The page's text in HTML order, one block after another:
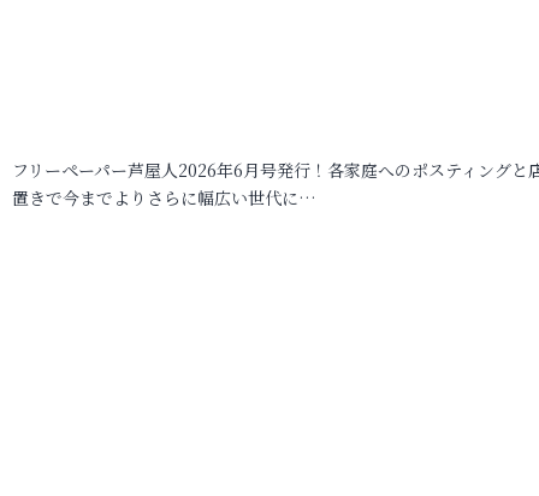
フリーペーパー芦屋人2026年6月号発行！各家庭へのポスティングと
置きで今までよりさらに幅広い世代に…